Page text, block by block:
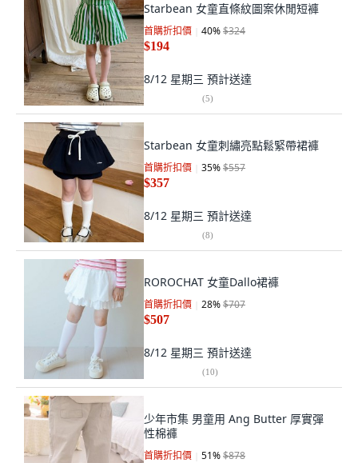
Starbean 女童直條紋圖案休閒短褲
首購折扣價 40%$324
$194
8/12 星期三 預計送達
(5)
Starbean 女童刺繡亮點鬆緊帶裙褲
首購折扣價 35%$557
$357
8/12 星期三 預計送達
(8)
ROROCHAT 女童Dallo裙褲
首購折扣價 28%$707
$507
8/12 星期三 預計送達
(10)
少年市集 男童用 Ang Butter 厚實彈
性棉褲
首購折扣價 51%$878